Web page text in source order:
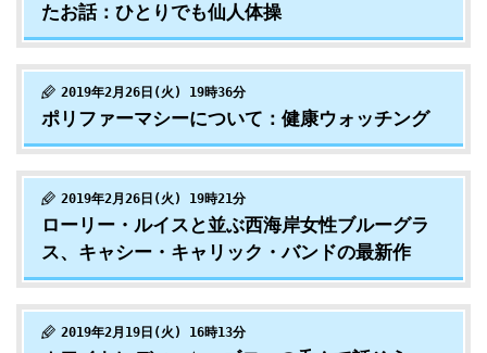
たお話：ひとりでも仙人体操
2019年2月26日(火) 19時36分
ポリファーマシーについて：健康ウォッチング
2019年2月26日(火) 19時21分
ローリー・ルイスと並ぶ西海岸女性ブルーグラ
ス、キャシー・キャリック・バンドの最新作
2019年2月19日(火) 16時13分